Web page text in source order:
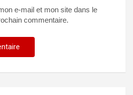
e-mail et mon site dans le
commentaire.